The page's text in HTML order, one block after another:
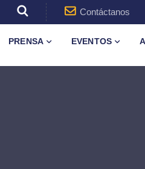
Contáctanos
PRENSA EVENTOS